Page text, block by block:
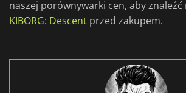
naszej porównywarki cen, aby znaleźć
KIBORG: Descent przed zakupem.